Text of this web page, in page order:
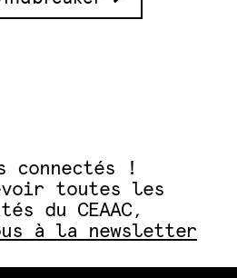
connectés !
toutes les
du CEAAC,
à la newsletter